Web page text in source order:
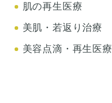
肌の再生医療
美肌・若返り治療
美容点滴・再生医療